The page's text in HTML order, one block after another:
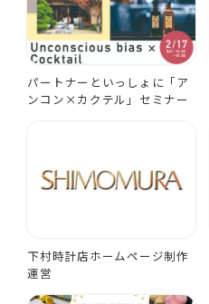
パートナーといっしょに「ア
ンコン×カクテル」セミナー
下村時計店ホームページ制作
運営